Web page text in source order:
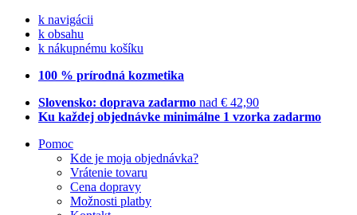
k navigácii
k obsahu
k nákupnému košíku
100 % prírodná kozmetika
Slovensko: doprava zadarmo nad € 42,90
Ku každej objednávke minimálne 1 vzorka zadarmo
Pomoc
Kde je moja objednávka?
Vrátenie tovaru
Cena dopravy
Možnosti platby